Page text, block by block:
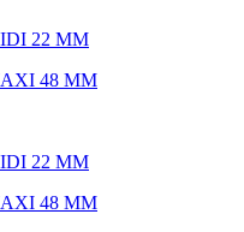
22 ММ
48 ММ
22 ММ
48 ММ